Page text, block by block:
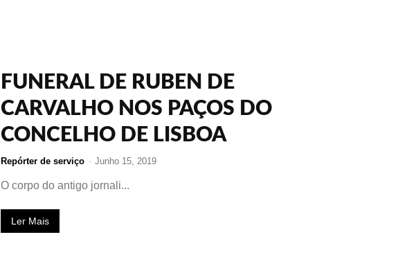
FUNERAL DE RUBEN DE
CARVALHO NOS PAÇOS DO
CONCELHO DE LISBOA
Repórter de serviço - Junho 15, 2019
O corpo do antigo jornali...
Ler Mais